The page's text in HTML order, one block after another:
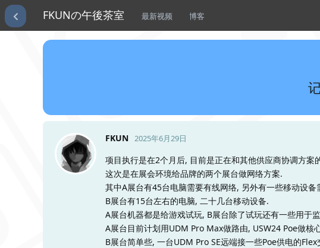
FKUNの午後茶室 最新视频 博客
FKUN 2025年6月29日
项目执行是在2个月后, 目前是正在和其他供应商协调方案
这次是在展会环境给品牌的两个展台做网络方案.
其中A展台有45台电脑需要有线网络, 另外有一些移动设备
B展台有15台左右的电脑, 二十几台移动设备.
A展台机器都是给游戏试玩, B展台除了试玩还有一些用于
A展台目前计划用UDM Pro Max做路由, USW24 Poe做
B展台简单些, 一台UDM Pro SE远端接一些Poe供电的